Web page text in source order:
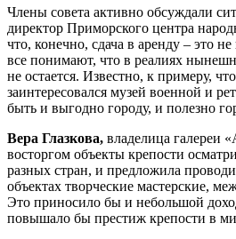
Члены совета активно обсуждали
директор Приморского центра
что, конечно, сдача в аренду – это
все понимают, что в реалиях
не остается. Известно, к примеру,
заинтересовался музей военной и
быть и выгодно городу, и полезно
Вера Глазкова, владелица галереи
восторгом объекты крепости
разных стран, и предложила
объектах творческие мастерские,
Это приносило бы и небольшой
повышало бы престиж крепости в